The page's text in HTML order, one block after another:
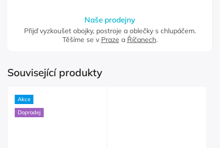
Naše prodejny
Přijď vyzkoušet obojky, postroje a oblečky s chlupáčem.
Těšíme se v Praze a Říčanech.
Související produkty
Akce
Doprodej